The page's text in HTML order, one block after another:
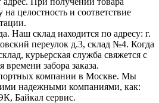
на целостность и соответствие
Наш склад находится по адресу: г.
переулок д.3, склад №4. Когда
курьерская служба свяжется с
забора заказа.
компании в Москве. Мы
надежными компаниями, как:
Байкал сервис.